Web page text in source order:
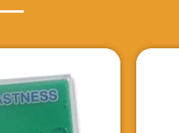
Propaganda